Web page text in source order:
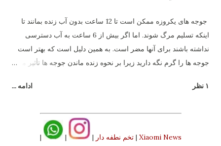
جوجه های یکروزه ممکن است تا 12 ساعت بدون آب زنده بمانند تا
اینکه تسلیم مرگ شوند. اما اگر بیش از 6 ساعت به آب دسترسی
نداشته باشند برای آنها مضر است. به همین دلیل است که بهتر است
جوجه ها را گرم نگه دارید زیرا بر نحوه زنده ماندن جوجه ها تأثیر می
۱ نظر ادامه ...
Xiaomi News
|تخم نطفه دار |
|
|